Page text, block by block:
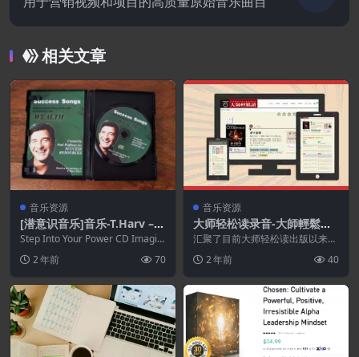
相关文章
音乐资源
[潜意识音乐]音乐-T.Harv – S
uccess Songs
Step Into Your Power CD Imagin
2 年前 70
音乐资源
大师轻松读录音-大師輕鬆讀
目前的所有錄音
汇聚了目前大师轻松读出版以来的
右！值得学习听取！ ...
2 年前 40